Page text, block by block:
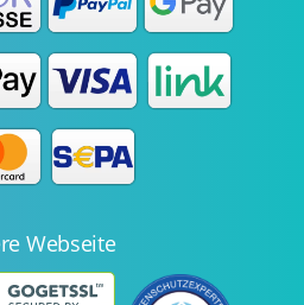
Webseite